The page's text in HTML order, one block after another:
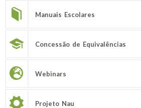
Manuais Escolares
Concessão de Equivalências
Webinars
Projeto Nau